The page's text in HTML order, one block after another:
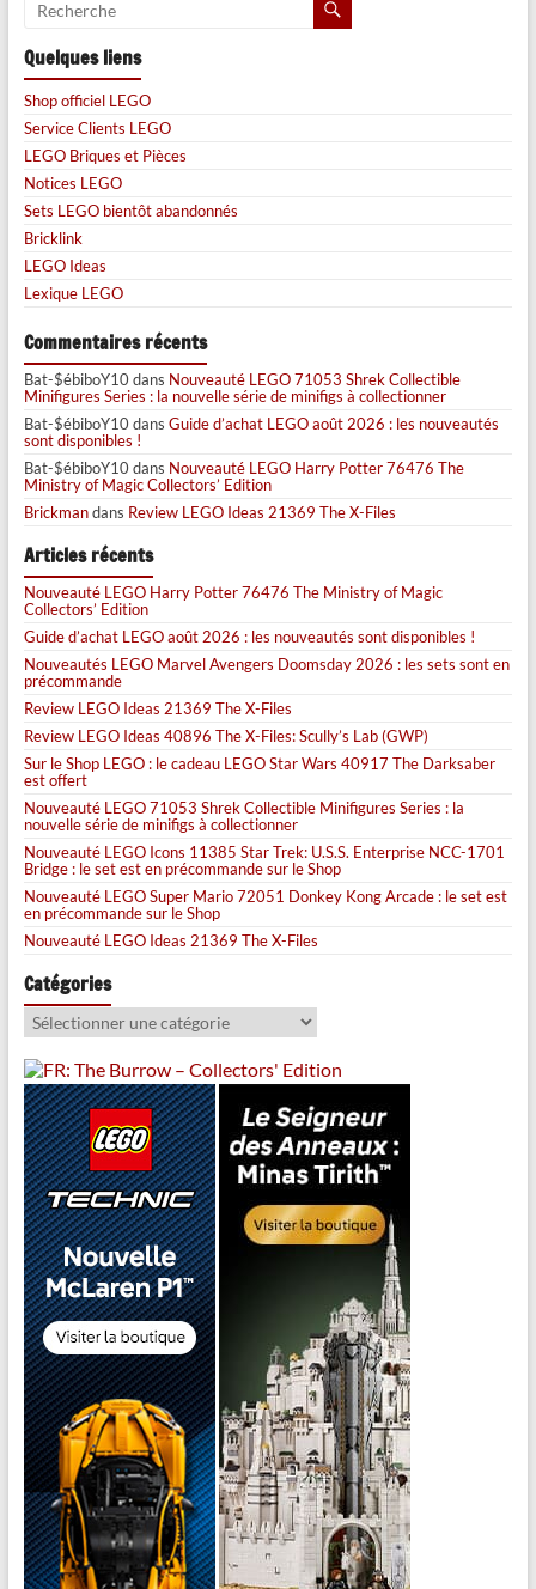
Quelques liens
Shop officiel LEGO
Service Clients LEGO
LEGO Briques et Pièces
Notices LEGO
Sets LEGO bientôt abandonnés
Bricklink
LEGO Ideas
Lexique LEGO
Commentaires récents
Bat-$ébiboY10dans Nouveauté LEGO 71053 Shrek Collectible
Minifigures Series : la nouvelle série de minifigs à collectionner
Bat-$ébiboY10dans Guide d’achat LEGO août 2026 : les nouveautés
sont disponibles !
Bat-$ébiboY10dans Nouveauté LEGO Harry Potter 76476 The
Ministry of Magic Collectors’ Edition
Brickmandans Review LEGO Ideas 21369 The X-Files
Articles récents
Nouveauté LEGO Harry Potter 76476 The Ministry of Magic
Collectors’ Edition
Guide d’achat LEGO août 2026 : les nouveautés sont disponibles !
Nouveautés LEGO Marvel Avengers Doomsday 2026 : les sets sont en
précommande
Review LEGO Ideas 21369 The X-Files
Review LEGO Ideas 40896 The X-Files: Scully’s Lab (GWP)
Sur le Shop LEGO : le cadeau LEGO Star Wars 40917 The Darksaber
est offert
Nouveauté LEGO 71053 Shrek Collectible Minifigures Series : la
nouvelle série de minifigs à collectionner
Nouveauté LEGO Icons 11385 Star Trek: U.S.S. Enterprise NCC-1701
Bridge : le set est en précommande sur le Shop
Nouveauté LEGO Super Mario 72051 Donkey Kong Arcade : le set est
en précommande sur le Shop
Nouveauté LEGO Ideas 21369 The X-Files
Catégories
Catégories